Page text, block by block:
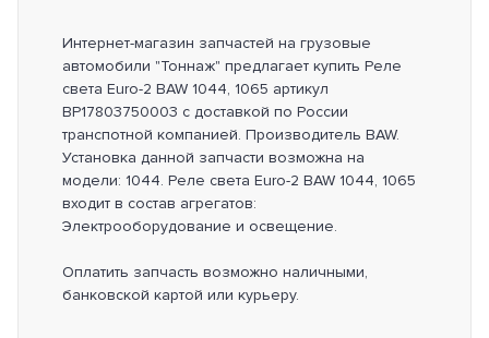
Интернет-магазин запчастей на грузовые
автомобили "Тоннаж" предлагает купить Реле
света Euro-2 BAW 1044, 1065 артикул
BP17803750003 с доставкой по России
транспотной компанией. Производитель BAW.
Установка данной запчасти возможна на
модели: 1044. Реле света Euro-2 BAW 1044, 1065
входит в состав агрегатов:
Электрооборудование и освещение.
Оплатить запчасть возможно наличными,
банковской картой или курьеру.